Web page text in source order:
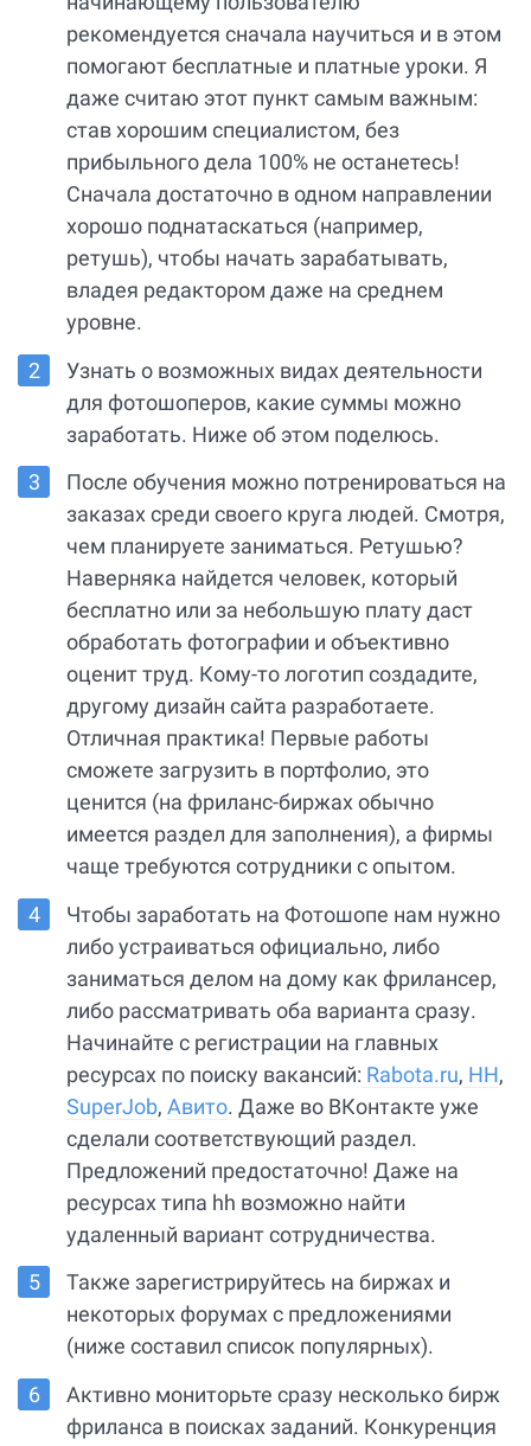
рекомендуется сначала научиться и в этом
помогают бесплатные и платные уроки. Я
даже считаю этот пункт самым важным:
став хорошим специалистом, без
прибыльного дела 100% не останетесь!
Сначала достаточно в одном направлении
хорошо поднатаскаться (например,
ретушь), чтобы начать зарабатывать,
владея редактором даже на среднем
уровне.
Узнать о возможных видах деятельности
для фотошоперов, какие суммы можно
заработать. Ниже об этом поделюсь.
После обучения можно потренироваться на
заказах среди своего круга людей. Смотря,
чем планируете заниматься. Ретушью?
Наверняка найдется человек, который
бесплатно или за небольшую плату даст
обработать фотографии и объективно
оценит труд. Кому-то логотип создадите,
другому дизайн сайта разработаете.
Отличная практика! Первые работы
сможете загрузить в портфолио, это
ценится (на фриланс-биржах обычно
имеется раздел для заполнения), а фирмы
чаще требуются сотрудники с опытом.
Чтобы заработать на Фотошопе нам нужно
либо устраиваться официально, либо
заниматься делом на дому как фрилансер,
либо рассматривать оба варианта сразу.
Начинайте с регистрации на главных
ресурсах по поиску вакансий: Rabota.ru, HH,
SuperJob, Авито. Даже во ВКонтакте уже
сделали соответствующий раздел.
Предложений предостаточно! Даже на
ресурсах типа hh возможно найти
удаленный вариант сотрудничества.
Также зарегистрируйтесь на биржах и
некоторых форумах с предложениями
(ниже составил список популярных).
Активно мониторьте сразу несколько бирж
фриланса в поисках заданий. Конкуренция